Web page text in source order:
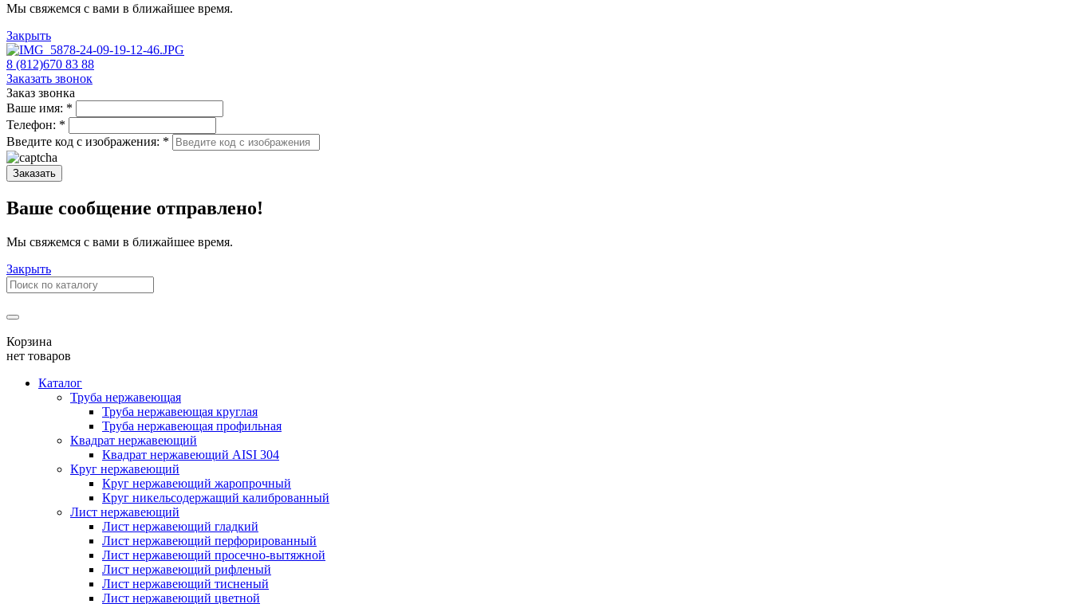
Мы свяжемся с вами в ближайшее время.
Закрыть
8 (812)670 83 88
Заказать звонок
Заказ звонка
Ваше имя: *
Телефон: *
Введите код с изображения: *
Заказать
Ваше сообщение отправлено!
Мы свяжемся с вами в ближайшее время.
Закрыть
Корзина
нет товаров
Каталог
Труба нержавеющая
Труба нержавеющая круглая
Труба нержавеющая профильная
Квадрат нержавеющий
Квадрат нержавеющий AISI 304
Круг нержавеющий
Круг нержавеющий жаропрочный
Круг никельсодержащий калиброванный
Лист нержавеющий
Лист нержавеющий гладкий
Лист нержавеющий перфорированный
Лист нержавеющий просечно-вытяжной
Лист нержавеющий рифленый
Лист нержавеющий тисненый
Лист нержавеющий цветной